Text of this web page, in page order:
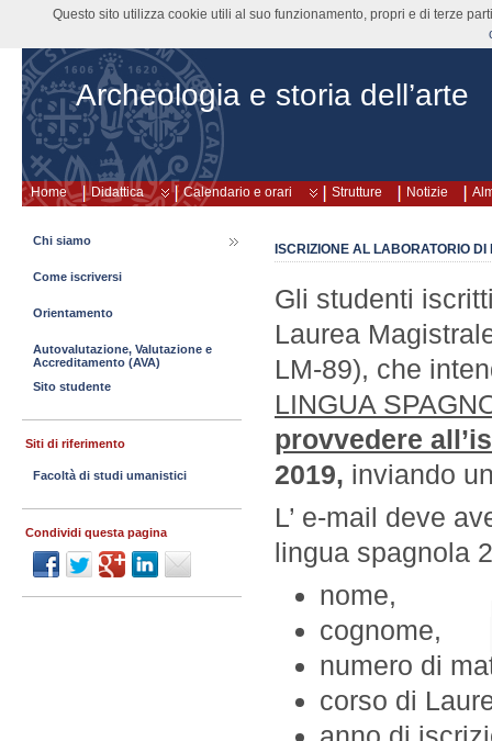
Archeologia e storia dell’arte
Home Didattica Calendario e orari Strutture Notizie
ISCRIZIONE AL LABORATORIO
Gli studenti
Laurea
LM-89), che
LINGUA
provvedere
2019, inviando
L’ e-mail deve
lingua spagnola
nome,
cognome,
numero di
corso di
Chi siamo
Come iscriversi
Orientamento
Autovalutazione, Valutazione e
Accreditamento (AVA)
Sito studente
Siti di riferimento
Facoltà di studi umanistici
Condividi questa pagina
Questo sito utilizza cookie utili al suo funzionamento, propri e di terze